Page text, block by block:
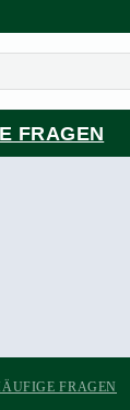
FRAGEN
FRAGEN